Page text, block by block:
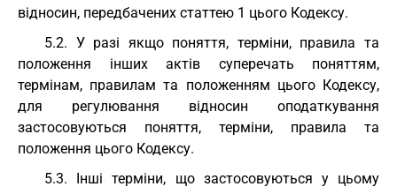
відносин, передбачених статтею 1 цього Кодексу.
5.2. У разі якщо поняття, терміни, правила та
положення інших актів суперечать поняттям,
термінам, правилам та положенням цього Кодексу,
для регулювання відносин оподаткування
застосовуються поняття, терміни, правила та
положення цього Кодексу.
5.3. Інші терміни, що застосовуються у цьому